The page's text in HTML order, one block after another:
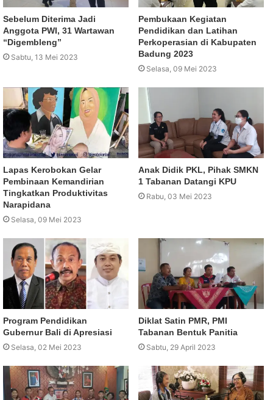
Sebelum Diterima Jadi
Anggota PWI, 31 Wartawan
“Digembleng”
Sabtu, 13 Mei 2023
Pembukaan Kegiatan
Pendidikan dan Latihan
Perkoperasian di Kabupaten
Badung 2023
Selasa, 09 Mei 2023
Lapas Kerobokan Gelar
Pembinaan Kemandirian
Tingkatkan Produktivitas
Narapidana
Selasa, 09 Mei 2023
Anak Didik PKL, Pihak SMKN
1 Tabanan Datangi KPU
Rabu, 03 Mei 2023
Program Pendidikan
Gubernur Bali di Apresiasi
Selasa, 02 Mei 2023
Diklat Satin PMR, PMI
Tabanan Bentuk Panitia
Sabtu, 29 April 2023